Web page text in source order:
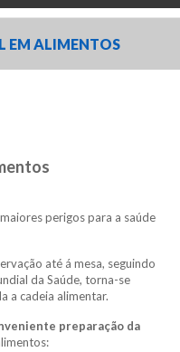
EM ALIMENTOS
perigos para a saúde
até á mesa, seguindo
da Saúde, torna-se
a cadeia alimentar.
preparação da